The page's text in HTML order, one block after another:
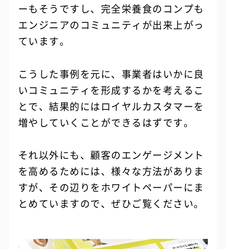
ーもそうですし、完全栄養食のコンプも
エンジニアのコミュニティが出来上がっ
ています。
こうした事例を元に、事業者はいかに良
いコミュニティを形成するかを考えるこ
とで、結果的にはロイヤルカスタマーを
増やしていくことができるはずです。
それ以外にも、顧客のエンゲージメント
を高めるためには、様々な方法がありま
すが、その辺りをホワイトペーパーにま
とめていますので、ぜひご覧ください。